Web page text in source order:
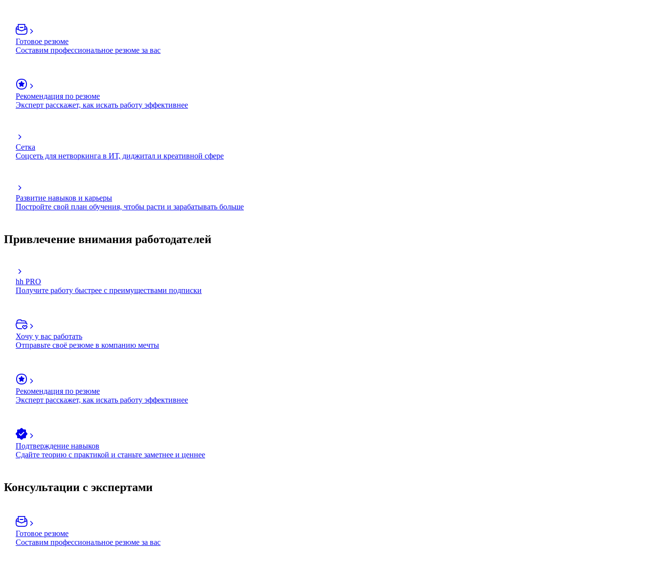
Готовое резюме
Составим профессиональное резюме за вас
Рекомендация по резюме
Эксперт расскажет, как искать работу эффективнее
Сетка
Соцсеть для нетворкинга в ИТ, диджитал и креативной сфере
Развитие навыков и карьеры
Постройте свой план обучения, чтобы расти и зарабатывать больше
Привлечение внимания работодателей
hh PRO
Получите работу быстрее с преимуществами подписки
Хочу у вас работать
Отправьте своё резюме в компанию мечты
Рекомендация по резюме
Эксперт расскажет, как искать работу эффективнее
Подтверждение навыков
Сдайте теорию с практикой и станьте заметнее и ценнее
Консультации с экспертами
Готовое резюме
Составим профессиональное резюме за вас